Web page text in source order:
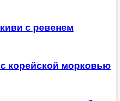
с ревенем
корейской морковью